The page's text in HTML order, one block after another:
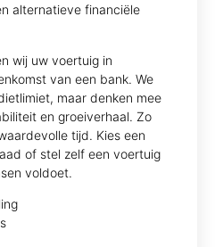
alternatieve financiële
wij uw voertuig in
van een bank. We
maar denken mee
en groeiverhaal. Zo
tijd. Kies een
of stel zelf een voertuig
voldoet.